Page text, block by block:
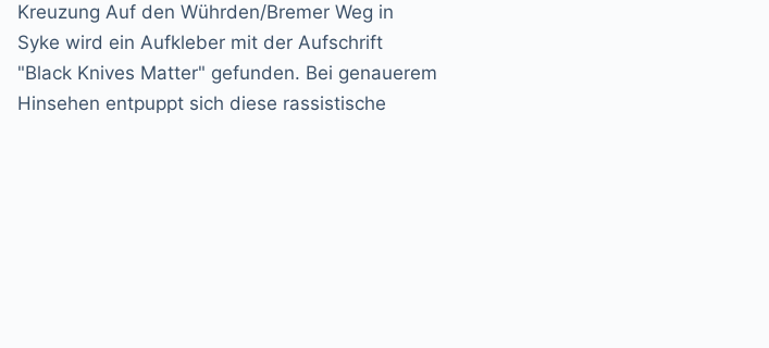
Kreuzung Auf den Wührden/Bremer Weg in
Syke wird ein Aufkleber mit der Aufschrift
"Black Knives Matter" gefunden. Bei genauerem
Hinsehen entpuppt sich diese rassistische